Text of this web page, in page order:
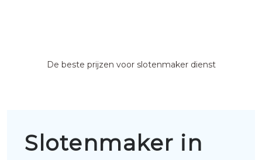
De beste prijzen voor slotenmaker dienst
Slotenmaker in